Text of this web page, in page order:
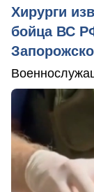
Хирурги
бойца ВС